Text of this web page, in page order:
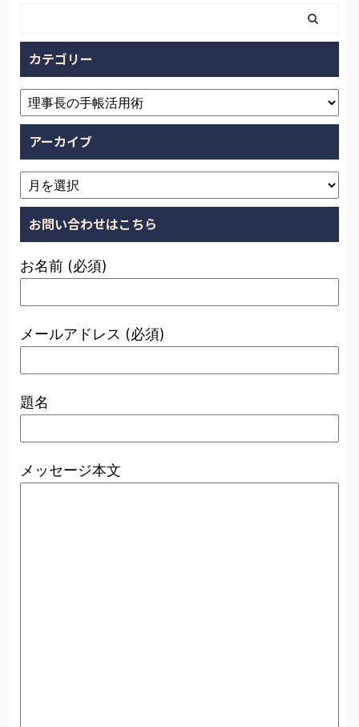
カテゴリー
アーカイブ
お問い合わせはこちら
お名前 (必須)
メールアドレス (必須)
題名
メッセージ本文